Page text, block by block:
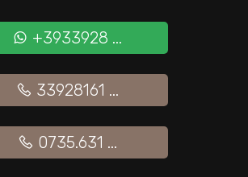
+3933928 ...
33928161 ...
0735.631 ...